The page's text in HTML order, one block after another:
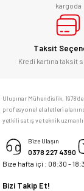
E... Ü... | 10/06/2026
Bosch marka alet
adresim Ulupınar.com.tr
memnun kaldım
Deneyimini Paylaş
kargoda
Taksit
Kredi kartına taksit
Ulupınar Mühendislik,
profesyonel el aletleri
yetkili satış ve teknik
Bize Ulaşın
0378 227 4390
Bize hafta içi : 08:30 -
Bizi Takip Et!